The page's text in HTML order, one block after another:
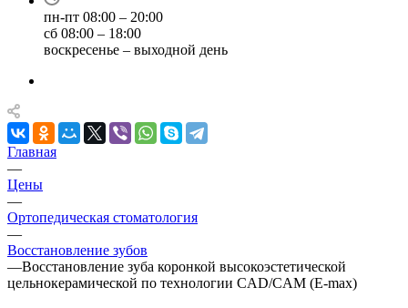
пн-пт 08:00 – 20:00
сб 08:00 – 18:00
воскресенье – выходной день
Главная
—
Цены
—
Ортопедическая стоматология
—
Восстановление зубов
—Восстановление зуба коронкой высокоэстетической
цельнокерамической по технологии CAD/CAM (E-max)